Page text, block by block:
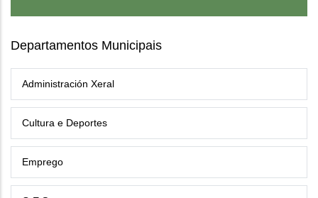
Departamentos Municipais
Administración Xeral
Cultura e Deportes
Emprego